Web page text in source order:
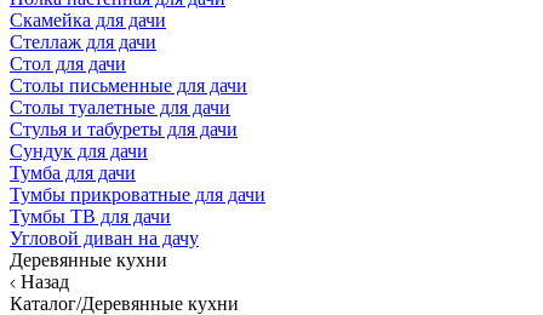
Скамейка для дачи
Стеллаж для дачи
Стол для дачи
Столы письменные для дачи
Столы туалетные для дачи
Стулья и табуреты для дачи
Сундук для дачи
Тумба для дачи
Тумбы прикроватные для дачи
Тумбы ТВ для дачи
Угловой диван на дачу
Деревянные кухни
Назад
Каталог/Деревянные кухни